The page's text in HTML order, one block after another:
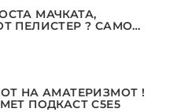
МАЧКАТА,
ПЕЛИСТЕР ? САМО
НА АМАТЕРИЗМОТ !
ПОДКАСТ С5E5